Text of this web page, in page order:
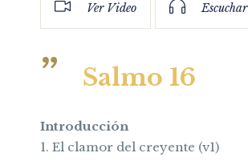
Ver Video Escuchar
Salmo 16
Introducción
1. El clamor del creyente (v1)